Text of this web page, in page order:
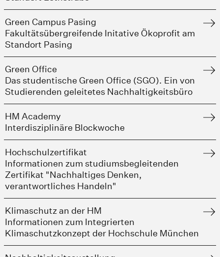
Green Campus Pasing
Fakultätsübergreifende Initative Ökoprofit am
Standort Pasing
Green Office
Das studentische Green Office (SGO). Ein von
Studierenden geleitetes Nachhaltigkeitsbüro
HM Academy
Interdisziplinäre Blockwoche
Hochschulzertifikat
Informationen zum studiumsbegleitenden
Zertifikat "Nachhaltiges Denken,
verantwortliches Handeln"
Klimaschutz an der HM
Informationen zum Integrierten
Klimaschutzkonzept der Hochschule München